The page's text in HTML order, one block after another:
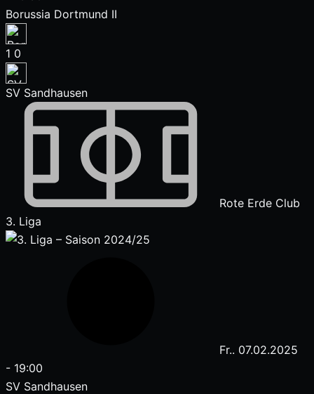
Borussia Dortmund II
1 0
SV Sandhausen
Rote Erde Club
3. Liga
Fr.. 07.02.2025
- 19:00
SV Sandhausen